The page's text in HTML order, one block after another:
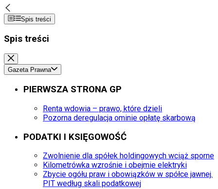
Spis treści
Spis treści
Gazeta Prawna
PIERWSZA STRONA GP
Renta wdowia – prawo, które dzieli
Pozorna deregulacja ominie opłatę skarbową
PODATKI I KSIĘGOWOŚĆ
Zwolnienie dla spółek holdingowych wciąż sporne
Kilometrówka wzrośnie i obejmie elektryki
Zbycie ogółu praw i obowiązków w spółce jawnej.
PIT według skali podatkowej